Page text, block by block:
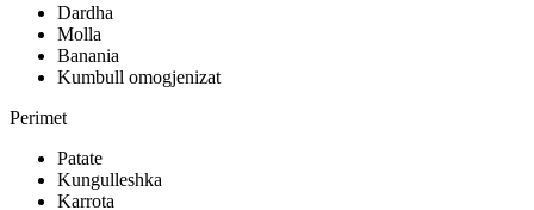
Dardha
Molla
Banania
Kumbull omogjenizat
Perimet
Patate
Kungulleshka
Karrota